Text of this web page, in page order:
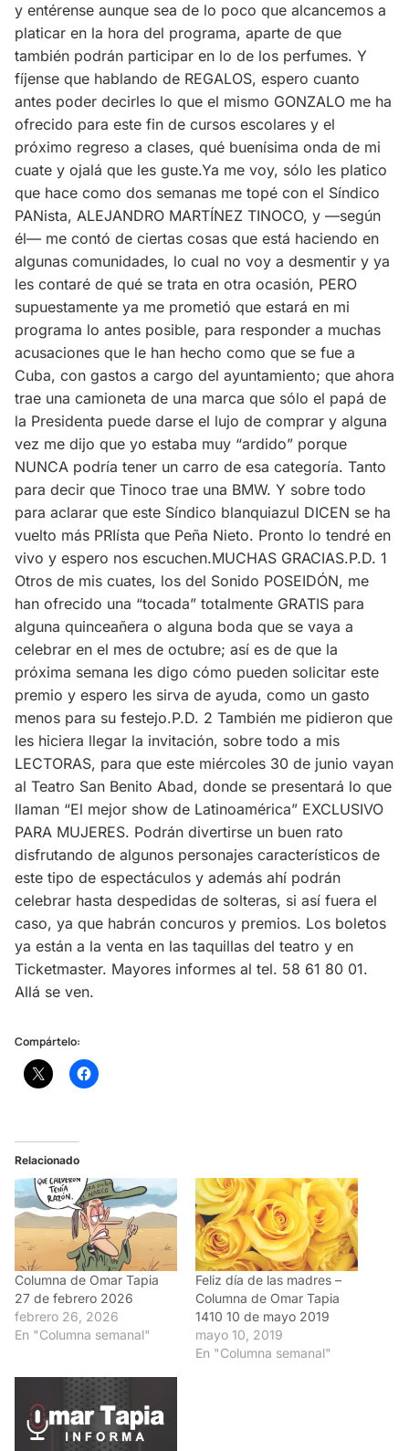
y entérense aunque sea de lo poco que alcancemos a
platicar en la hora del programa, aparte de que
también podrán participar en lo de los perfumes. Y
fíjense que hablando de REGALOS, espero cuanto
antes poder decirles lo que el mismo GONZALO me ha
ofrecido para este fin de cursos escolares y el
próximo regreso a clases, qué buenísima onda de mi
cuate y ojalá que les guste.Ya me voy, sólo les platico
que hace como dos semanas me topé con el Síndico
PANista, ALEJANDRO MARTÍNEZ TINOCO, y —según
él— me contó de ciertas cosas que está haciendo en
algunas comunidades, lo cual no voy a desmentir y ya
les contaré de qué se trata en otra ocasión, PERO
supuestamente ya me prometió que estará en mi
programa lo antes posible, para responder a muchas
acusaciones que le han hecho como que se fue a
Cuba, con gastos a cargo del ayuntamiento; que ahora
trae una camioneta de una marca que sólo el papá de
la Presidenta puede darse el lujo de comprar y alguna
vez me dijo que yo estaba muy “ardido” porque
NUNCA podría tener un carro de esa categoría. Tanto
para decir que Tinoco trae una BMW. Y sobre todo
para aclarar que este Síndico blanquiazul DICEN se ha
vuelto más PRIísta que Peña Nieto. Pronto lo tendré en
vivo y espero nos escuchen.MUCHAS GRACIAS.P.D. 1
Otros de mis cuates, los del Sonido POSEIDÓN, me
han ofrecido una “tocada” totalmente GRATIS para
alguna quinceañera o alguna boda que se vaya a
celebrar en el mes de octubre; así es de que la
próxima semana les digo cómo pueden solicitar este
premio y espero les sirva de ayuda, como un gasto
menos para su festejo.P.D. 2 También me pidieron que
les hiciera llegar la invitación, sobre todo a mis
LECTORAS, para que este miércoles 30 de junio vayan
al Teatro San Benito Abad, donde se presentará lo que
llaman “El mejor show de Latinoamérica” EXCLUSIVO
PARA MUJERES. Podrán divertirse un buen rato
disfrutando de algunos personajes característicos de
este tipo de espectáculos y además ahí podrán
celebrar hasta despedidas de solteras, si así fuera el
caso, ya que habrán concuros y premios. Los boletos
ya están a la venta en las taquillas del teatro y en
Ticketmaster. Mayores informes al tel. 58 61 80 01.
Allá se ven.
Compártelo:
Relacionado
Columna de Omar Tapia
27 de febrero 2026
febrero 26, 2026
En "Columna semanal"
Feliz día de las madres –
Columna de Omar Tapia
1410 10 de mayo 2019
mayo 10, 2019
En "Columna semanal"